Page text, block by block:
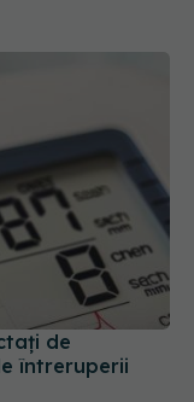
de
întreruperii